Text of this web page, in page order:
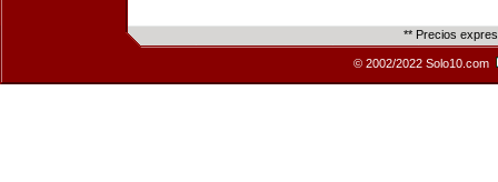
** Precios
© 2002/2022 Solo10.com